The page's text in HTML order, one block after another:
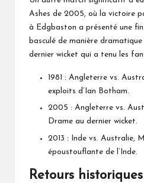
Ashes de 2005, où la victoire
à Edgbaston a présenté une
basculé de manière
dernier wicket qui a tenu les
1981 : Angleterre vs.
exploits d’Ian Botham.
2005 : Angleterre vs.
Drame au dernier wicket.
2013 : Inde vs. Australie,
époustouflante de l’Inde.
Retours